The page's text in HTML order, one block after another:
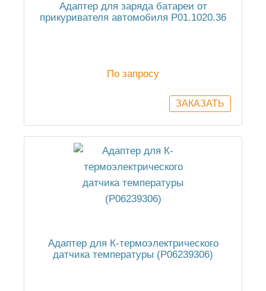
Адаптер для заряда батареи от
прикуривателя автомобиля Р01.1020.36
По запросу
Адаптер для К-термоэлектрического
датчика температуры (P06239306)